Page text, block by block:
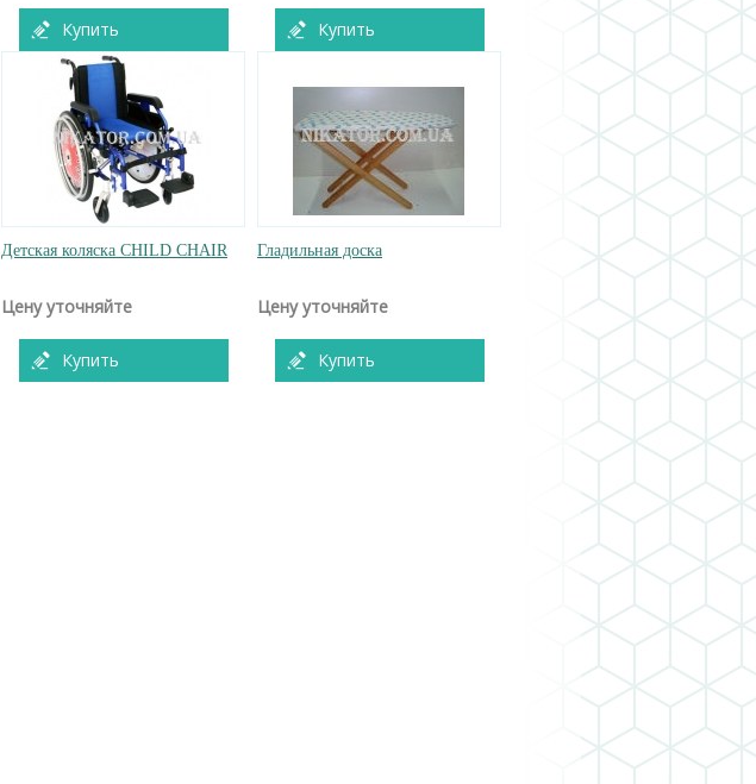
Купить Купить
Детская коляска CHILD CHAIR
Цену уточняйте
Купить
Гладильная доска
Цену уточняйте
Купить